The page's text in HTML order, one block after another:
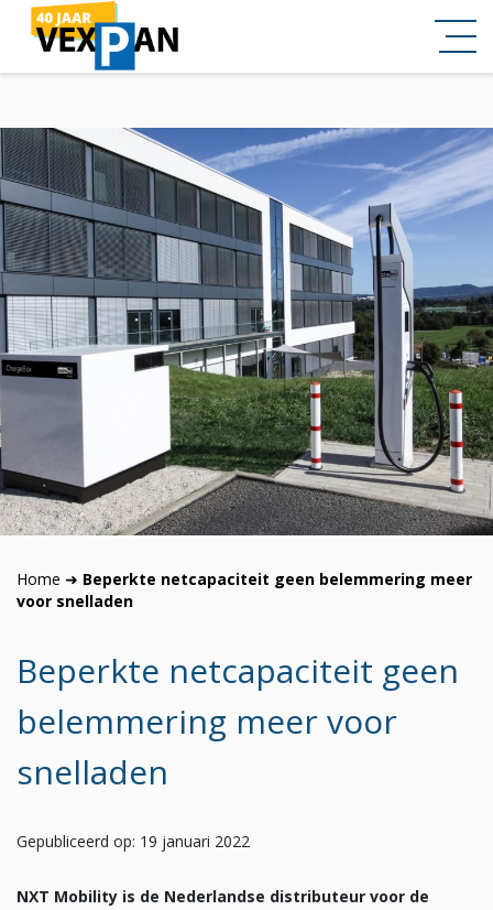
Home ➜ Beperkte netcapaciteit geen belemmering meer
voor snelladen
Beperkte netcapaciteit geen
belemmering meer voor
snelladen
Gepubliceerd op: 19 januari 2022
NXT Mobility is de Nederlandse distributeur voor de